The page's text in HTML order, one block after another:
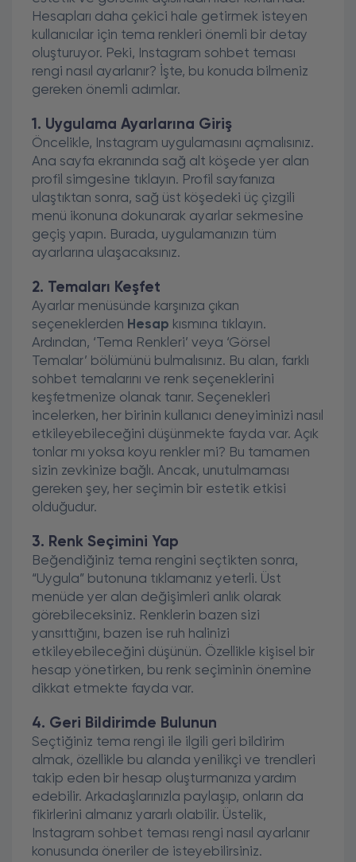
Hesapları daha çekici hale getirmek isteyen
kullanıcılar için tema renkleri önemli bir detay
oluşturuyor. Peki, Instagram sohbet teması
rengi nasıl ayarlanır? İşte, bu konuda bilmeniz
gereken önemli adımlar.
1. Uygulama Ayarlarına Giriş
Öncelikle, Instagram uygulamasını açmalısınız.
Ana sayfa ekranında sağ alt köşede yer alan
profil simgesine tıklayın. Profil sayfanıza
ulaştıktan sonra, sağ üst köşedeki üç çizgili
menü ikonuna dokunarak ayarlar sekmesine
geçiş yapın. Burada, uygulamanızın tüm
ayarlarına ulaşacaksınız.
2. Temaları Keşfet
Ayarlar menüsünde karşınıza çıkan
seçeneklerden Hesap kısmına tıklayın.
Ardından, ‘Tema Renkleri’ veya ‘Görsel
Temalar’ bölümünü bulmalısınız. Bu alan, farklı
sohbet temalarını ve renk seçeneklerini
keşfetmenize olanak tanır. Seçenekleri
incelerken, her birinin kullanıcı deneyiminizi nasıl
etkileyebileceğini düşünmekte fayda var. Açık
tonlar mı yoksa koyu renkler mi? Bu tamamen
sizin zevkinize bağlı. Ancak, unutulmaması
gereken şey, her seçimin bir estetik etkisi
olduğudur.
3. Renk Seçimini Yap
Beğendiğiniz tema rengini seçtikten sonra,
“Uygula” butonuna tıklamanız yeterli. Üst
menüde yer alan değişimleri anlık olarak
görebileceksiniz. Renklerin bazen sizi
yansıttığını, bazen ise ruh halinizi
etkileyebileceğini düşünün. Özellikle kişisel bir
hesap yönetirken, bu renk seçiminin önemine
dikkat etmekte fayda var.
4. Geri Bildirimde Bulunun
Seçtiğiniz tema rengi ile ilgili geri bildirim
almak, özellikle bu alanda yenilikçi ve trendleri
takip eden bir hesap oluşturmanıza yardım
edebilir. Arkadaşlarınızla paylaşıp, onların da
fikirlerini almanız yararlı olabilir. Üstelik,
Instagram sohbet teması rengi nasıl ayarlanır
konusunda öneriler de isteyebilirsiniz.